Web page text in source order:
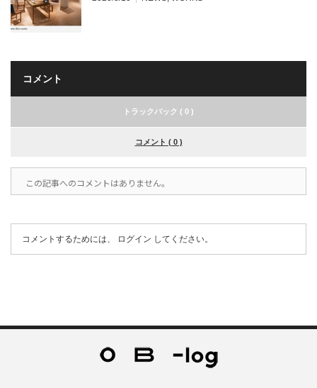
コメント
トラックバック ( 0 )
コメント ( 0 )
この記事へのコメントはありません。
コメントするためには、 ログイン してください。